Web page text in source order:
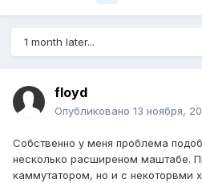
1 month later...
floyd
Опубликовано 13 ноября,
Собственно у меня проблема
несколько расширеном маштабе.
каммутатором, но и с некоторвми